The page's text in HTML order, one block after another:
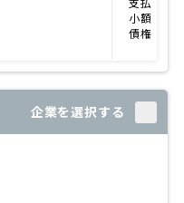
小額訴訟
債権回収
企業を選択する